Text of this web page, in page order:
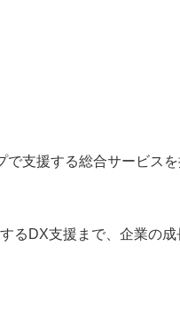
で支援する総合サービス
るDX支援まで、企業の成